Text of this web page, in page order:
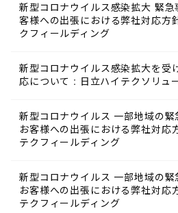
新型コロナウイルス感染拡大 緊
客様への出張における弊社対応方
クフィールディング
新型コロナウイルス感染拡大を受
応について : 日立ハイテクソリュ
新型コロナウイルス 一部地域の緊
お客様への出張における弊社対応
テクフィールディング
新型コロナウイルス 一部地域の緊
お客様への出張における弊社対応
テクフィールディング